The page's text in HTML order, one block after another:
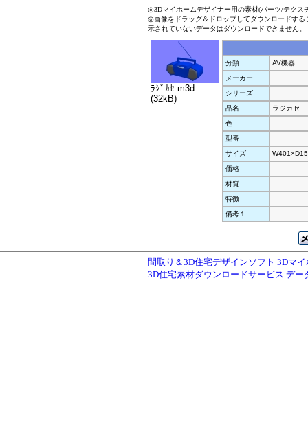
◎3Dマイホームデザイナー用の素材(パーツ/テクス
◎画像をドラッグ＆ドロップしてダウンロードす
示されていないデータはダウンロードできません。
ﾗｼﾞｶｾ.m3d
(32kB)
分類
AV機器
メーカー
シリーズ
品名
ラジカセ
色
型番
サイズ
価格
材質
特徴
備考１
間取り＆3D住宅デザインソフト 3Dマ
3D住宅素材ダウンロードサービス デー